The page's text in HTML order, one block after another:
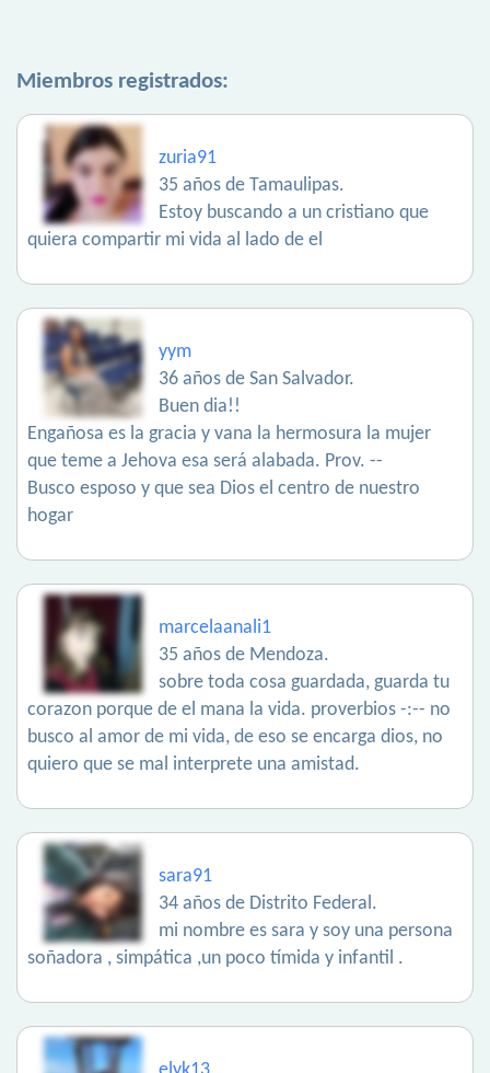
Miembros registrados:
zuria91
35 años de Tamaulipas.
Estoy buscando a un cristiano que
quiera compartir mi vida al lado de el
yym
36 años de San Salvador.
Buen dia!!
Engañosa es la gracia y vana la hermosura la mujer
que teme a Jehova esa será alabada. Prov. --
Busco esposo y que sea Dios el centro de nuestro
hogar
marcelaanali1
35 años de Mendoza.
sobre toda cosa guardada, guarda tu
corazon porque de el mana la vida. proverbios -:-- no
busco al amor de mi vida, de eso se encarga dios, no
quiero que se mal interprete una amistad.
sara91
34 años de Distrito Federal.
mi nombre es sara y soy una persona
soñadora , simpática ,un poco tímida y infantil .